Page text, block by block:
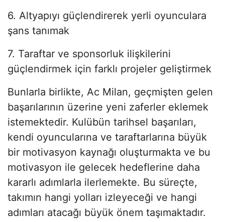
6. Altyapıyı güçlendirerek yerli oyunculara
şans tanımak
7. Taraftar ve sponsorluk ilişkilerini
güçlendirmek için farklı projeler geliştirmek
Bunlarla birlikte, Ac Milan, geçmişten gelen
başarılarının üzerine yeni zaferler eklemek
istemektedir. Kulübün tarihsel başarıları,
kendi oyuncularına ve taraftarlarına büyük
bir motivasyon kaynağı oluşturmakta ve bu
motivasyon ile gelecek hedeflerine daha
kararlı adımlarla ilerlemekte. Bu süreçte,
takımın hangi yolları izleyeceği ve hangi
adımları atacağı büyük önem taşımaktadır.